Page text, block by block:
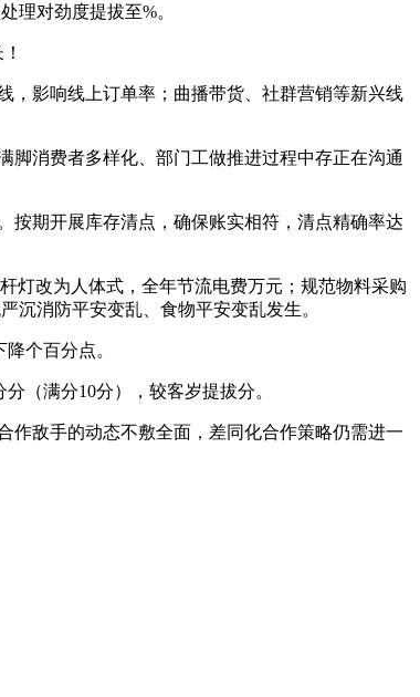
理对劲度提拔至%。
影响线上订单率；曲播带货、社群营销等新兴线
消费者多样化、部门工做推进过程中存正在沟通
期开展库存清点，确保账实相符，清点精确率达
改为人体式，全年节流电费万元；规范物料采购
沉消防平安变乱、食物平安变乱发生。
个百分点。
（满分10分），较客岁提拔分。
敌手的动态不敷全面，差同化合作策略仍需进一